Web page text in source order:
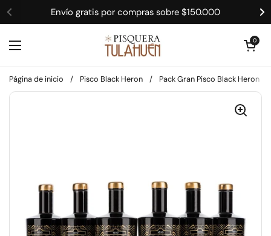
Ir al contenido
Anterior
Envío gratis por compras sobre $150.000
Abrir menú
Abrir carrito
0
Página de inicio / Pisco Black Heron / Pack Gran Pisco Black Heron